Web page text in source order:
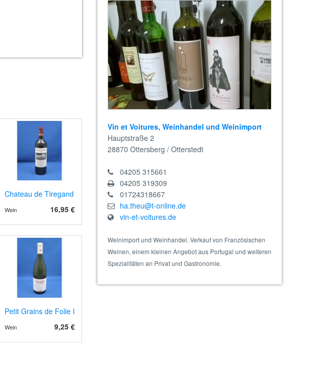
Chateau de Tiregand AOP Pecharment 2023 rot, Barrique
16,95 €
Wein
Bio
Petit Grains de Folie IGP 2022/4
9,25 €
Wein
Vin et Voitures, Weinhandel und Weinimport
Hauptstraße 2
28870 Ottersberg / Otterstedt
04205 315661
04205 319309
01724318667
ha.theu@t-online.de
vin-et-voitures.de
Weinimport und Weinhandel. Verkauf von Französischen
Weinen, einem kleinen Angebot aus Portugal und weiteren
Spezialitäten an Privat und Gastronomie.